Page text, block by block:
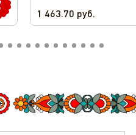
1 463.70 руб.